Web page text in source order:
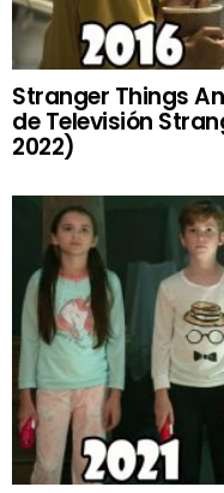
Stranger Things
de Televisión
2022)